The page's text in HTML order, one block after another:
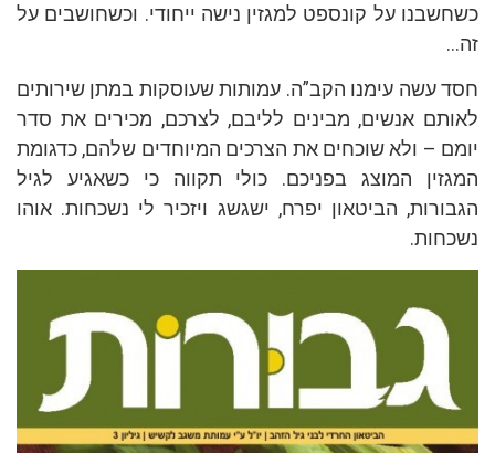
כשחשבנו על קונספט למגזין נישה ייחודי. וכשחושבים על
זה…
חסד עשה עימנו הקב”ה. עמותות שעוסקות במתן שירותים
לאותם אנשים, מבינים לליבם, לצרכם, מכירים את סדר
יומם – ולא שוכחים את הצרכים המיוחדים שלהם, כדגומת
המגזין המוצג בפניכם. כולי תקווה כי כשאגיע לגיל
הגבורות, הביטאון יפרח, ישגשג ויזכיר לי נשכחות. אוהו
נשכחות.